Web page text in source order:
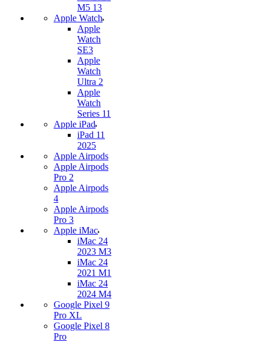
M5 13
Apple Watch
Apple
Watch
SE3
Apple
Watch
Ultra 2
Apple
Watch
Series 11
Apple iPad
iPad 11
2025
Apple Airpods
Apple Airpods
Pro 2
Apple Airpods
4
Apple Airpods
Pro 3
Apple iMac
iMac 24
2023 M3
iMac 24
2021 M1
iMac 24
2024 M4
Google Pixel 9
Pro XL
Google Pixel 8
Pro